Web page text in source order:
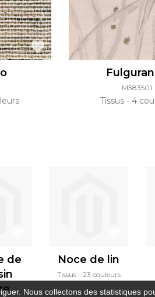
M383501
Tissus 4
de
Noce de lin
Tissus 23 couleurs
Nous collectons des statistiques